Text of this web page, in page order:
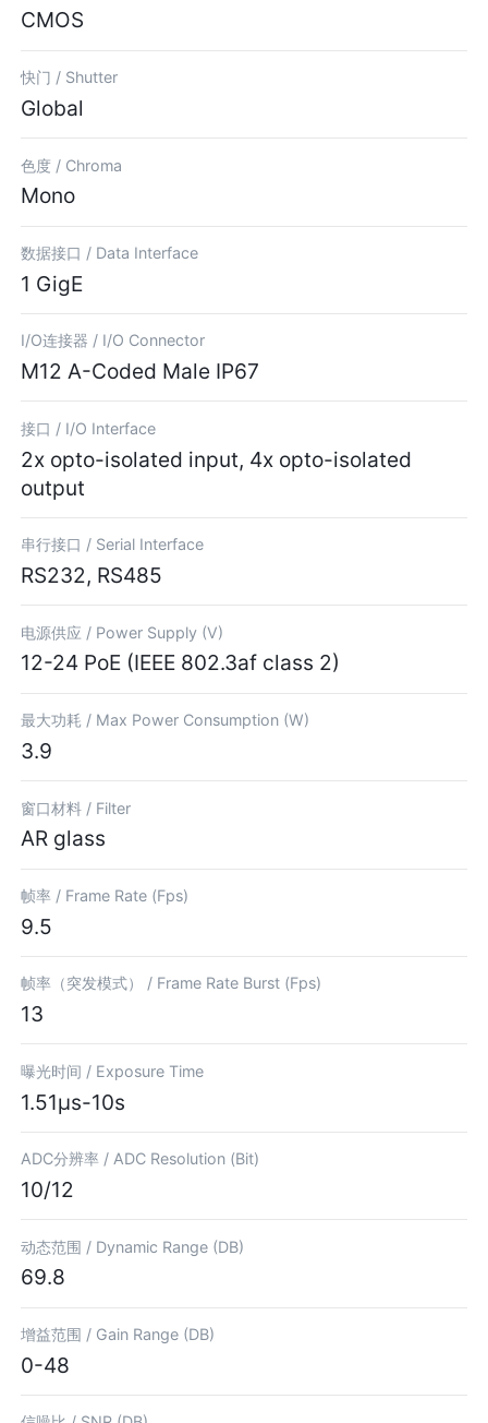
CMOS
快门 / Shutter
Global
色度 / Chroma
Mono
数据接口 / Data Interface
1 GigE
I/O连接器 / I/O Connector
M12 A-Coded Male IP67
接口 / I/O Interface
2x opto-isolated input, 4x opto-isolated
output
串行接口 / Serial Interface
RS232, RS485
电源供应 / Power Supply (V)
12-24 PoE (IEEE 802.3af class 2)
最大功耗 / Max Power Consumption (W)
3.9
窗口材料 / Filter
AR glass
帧率 / Frame Rate (Fps)
9.5
帧率（突发模式） / Frame Rate Burst (Fps)
13
曝光时间 / Exposure Time
1.51μs-10s
ADC分辨率 / ADC Resolution (Bit)
10/12
动态范围 / Dynamic Range (DB)
69.8
增益范围 / Gain Range (DB)
0-48